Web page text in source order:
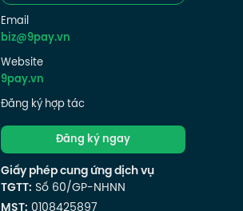
Email
biz@9pay.vn
Website
9pay.vn
Đăng ký hợp tác
Đăng ký ngay
Giấy phép cung ứng dịch vụ
TGTT: Số 60/GP-NHNN